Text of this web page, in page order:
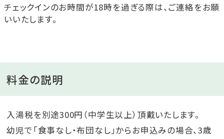
チェックインのお時間が18時を過ぎる際は、ご連絡をお願
いいたします。
料金の説明
入湯税を別途300円（中学生以上）頂戴いたします。
幼児で「食事なし・布団なし」からお申込みの場合、3歳